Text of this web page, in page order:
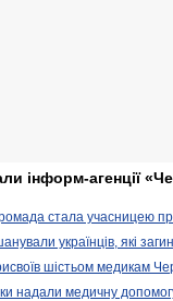
інформ-агенції
стала учасницею
українців, які
шістьом медикам
надали медичну